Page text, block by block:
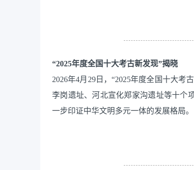
“2025年度全国十大考古新发现”揭晓
2026年4月29日，“2025年度全国十大
李岗遗址、河北宣化郑家沟遗址等十个
一步印证中华文明多元一体的发展格局。